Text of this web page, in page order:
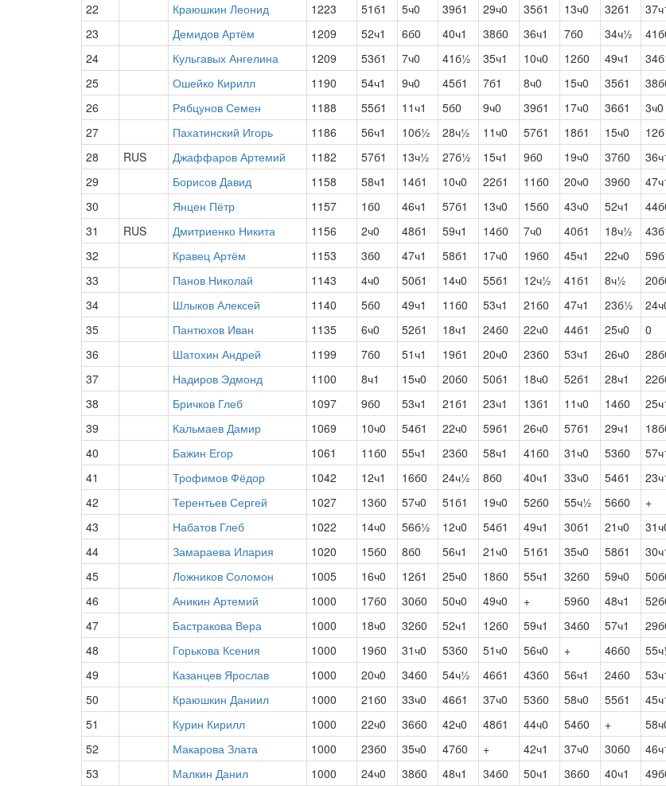
22
Краюшкин Леонид 1223 51б1 5ч0 39б1 29ч0 35б1 13ч0 32б1
23
Демидов Артём 1209 52ч1 6б0 40ч1 38б0 36ч1 7б0 34ч½
24
Кульгавых Ангелина 1209 53б1 7ч0 41б½ 35ч1 10ч0 12б0 49ч1
25
Ошейко Кирилл 1190 54ч1 9ч0 45б1 7б1 8ч0 15ч0 35б1
26
Рябцунов Семен 1188 55б1 11ч1 5б0 9ч0 39б1 17ч0 36б1 3ч0
27
Пахатинский Игорь 1186 56ч1 10б½ 28ч½ 11ч0 57б1 18б1 15ч0
28
RUS Джаффаров Артемий 1182 57б1 13ч½ 27б½ 15ч1 9б0 19ч0 37б0
29
Борисов Давид 1158 58ч1 14б1 10ч0 22б1 11б0 20ч0 39б0
30
Янцен Пётр 1157 1б0 46ч1 57б1 13ч0 15б0 43ч0 52ч1
31
RUS Дмитриенко Никита 1156 2ч0 48б1 59ч1 14б0 7ч0 40б1 18ч½
32
Кравец Артём 1153 3б0 47ч1 58б1 17ч0 19б0 45ч1 22ч0
33
Панов Николай 1143 4ч0 50б1 14ч0 55б1 12ч½ 41б1 8ч½
34
Шлыков Алексей 1140 5б0 49ч1 11б0 53ч1 21б0 47ч1 23б½
35
Пантюхов Иван 1135 6ч0 52б1 18ч1 24б0 22ч0 44б1 25ч0 0
36
Шатохин Андрей 1199 7б0 51ч1 19б1 20ч0 23б0 53ч1 26ч0
37
Надиров Эдмонд 1100 8ч1 15ч0 20б0 50б1 18ч0 52б1 28ч1
38
Бричков Глеб 1097 9б0 53ч1 21б1 23ч1 13б1 11ч0 14б0
39
Кальмаев Дамир 1069 10ч0 54б1 22ч0 59б1 26ч0 57б1 29ч1
40
Бажин Егор 1061 11б0 55ч1 23б0 58ч1 41б0 31ч0 53б0
41
Трофимов Фёдор 1042 12ч1 16б0 24ч½ 8б0 40ч1 33ч0 54б1
42
Терентьев Сергей 1027 13б0 57ч0 51б1 19ч0 52б0 55ч½ 56б0 +
43
Набатов Глеб 1022 14ч0 56б½ 12ч0 54б1 49ч1 30б1 21ч0
44
Замараева Илария 1020 15б0 8б0 56ч1 21ч0 51б1 35ч0 58б1
45
Ложников Соломон 1005 16ч0 12б1 25ч0 18б0 55ч1 32б0 59ч0
46
Аникин Артемий 1000 17б0 30б0 50ч0 49ч0 + 59б0 48ч1
47
Бастракова Вера 1000 18ч0 32б0 52ч1 12б0 59ч1 34б0 57ч1
48
Горькова Ксения 1000 19б0 31ч0 53б0 51ч0 56ч0 + 46б0
49
Казанцев Ярослав 1000 20ч0 34б0 54ч½ 46б1 43б0 56ч1 24б0
50
Краюшкин Даниил 1000 21б0 33ч0 46б1 37ч0 53б0 58ч0 55б1
51
Курин Кирилл 1000 22ч0 36б0 42ч0 48б1 44ч0 54б0 +
52
Макарова Злата 1000 23б0 35ч0 47б0 + 42ч1 37ч0 30б0
53
Малкин Данил 1000 24ч0 38б0 48ч1 34б0 50ч1 36б0 40ч1